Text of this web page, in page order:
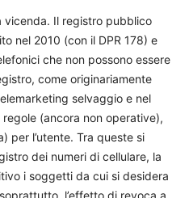
vicenda. Il registro pubblico
nel 2010 (con il DPR 178) e
che non possono essere
come originariamente
selvaggio e nel
(ancora non operative),
per l’utente. Tra queste si
dei numeri di cellulare, la
i soggetti da cui si desidera
l’effetto di revoca a